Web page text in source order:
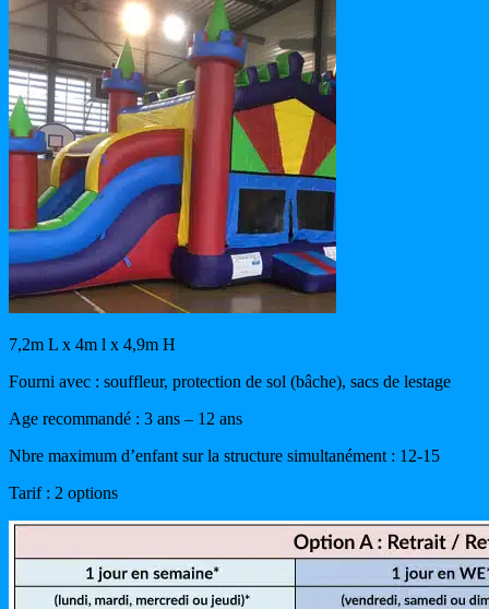
7,2m L x 4m l x 4,9m H
Fourni avec : souffleur, protection de sol (bâche), sacs de lestage
Age recommandé : 3 ans – 12 ans
Nbre maximum d’enfant sur la structure simultanément : 12-15
Tarif : 2 options